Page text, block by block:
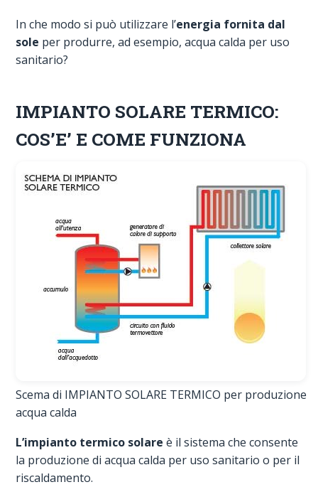
In che modo si può utilizzare l’energia fornita dal
sole per produrre, ad esempio, acqua calda per uso
sanitario?
IMPIANTO SOLARE TERMICO:
COS’E’ E COME FUNZIONA
Scema di IMPIANTO SOLARE TERMICO per produzione
acqua calda
L’impianto termico solare è il sistema che consente
la produzione di acqua calda per uso sanitario o per il
riscaldamento.